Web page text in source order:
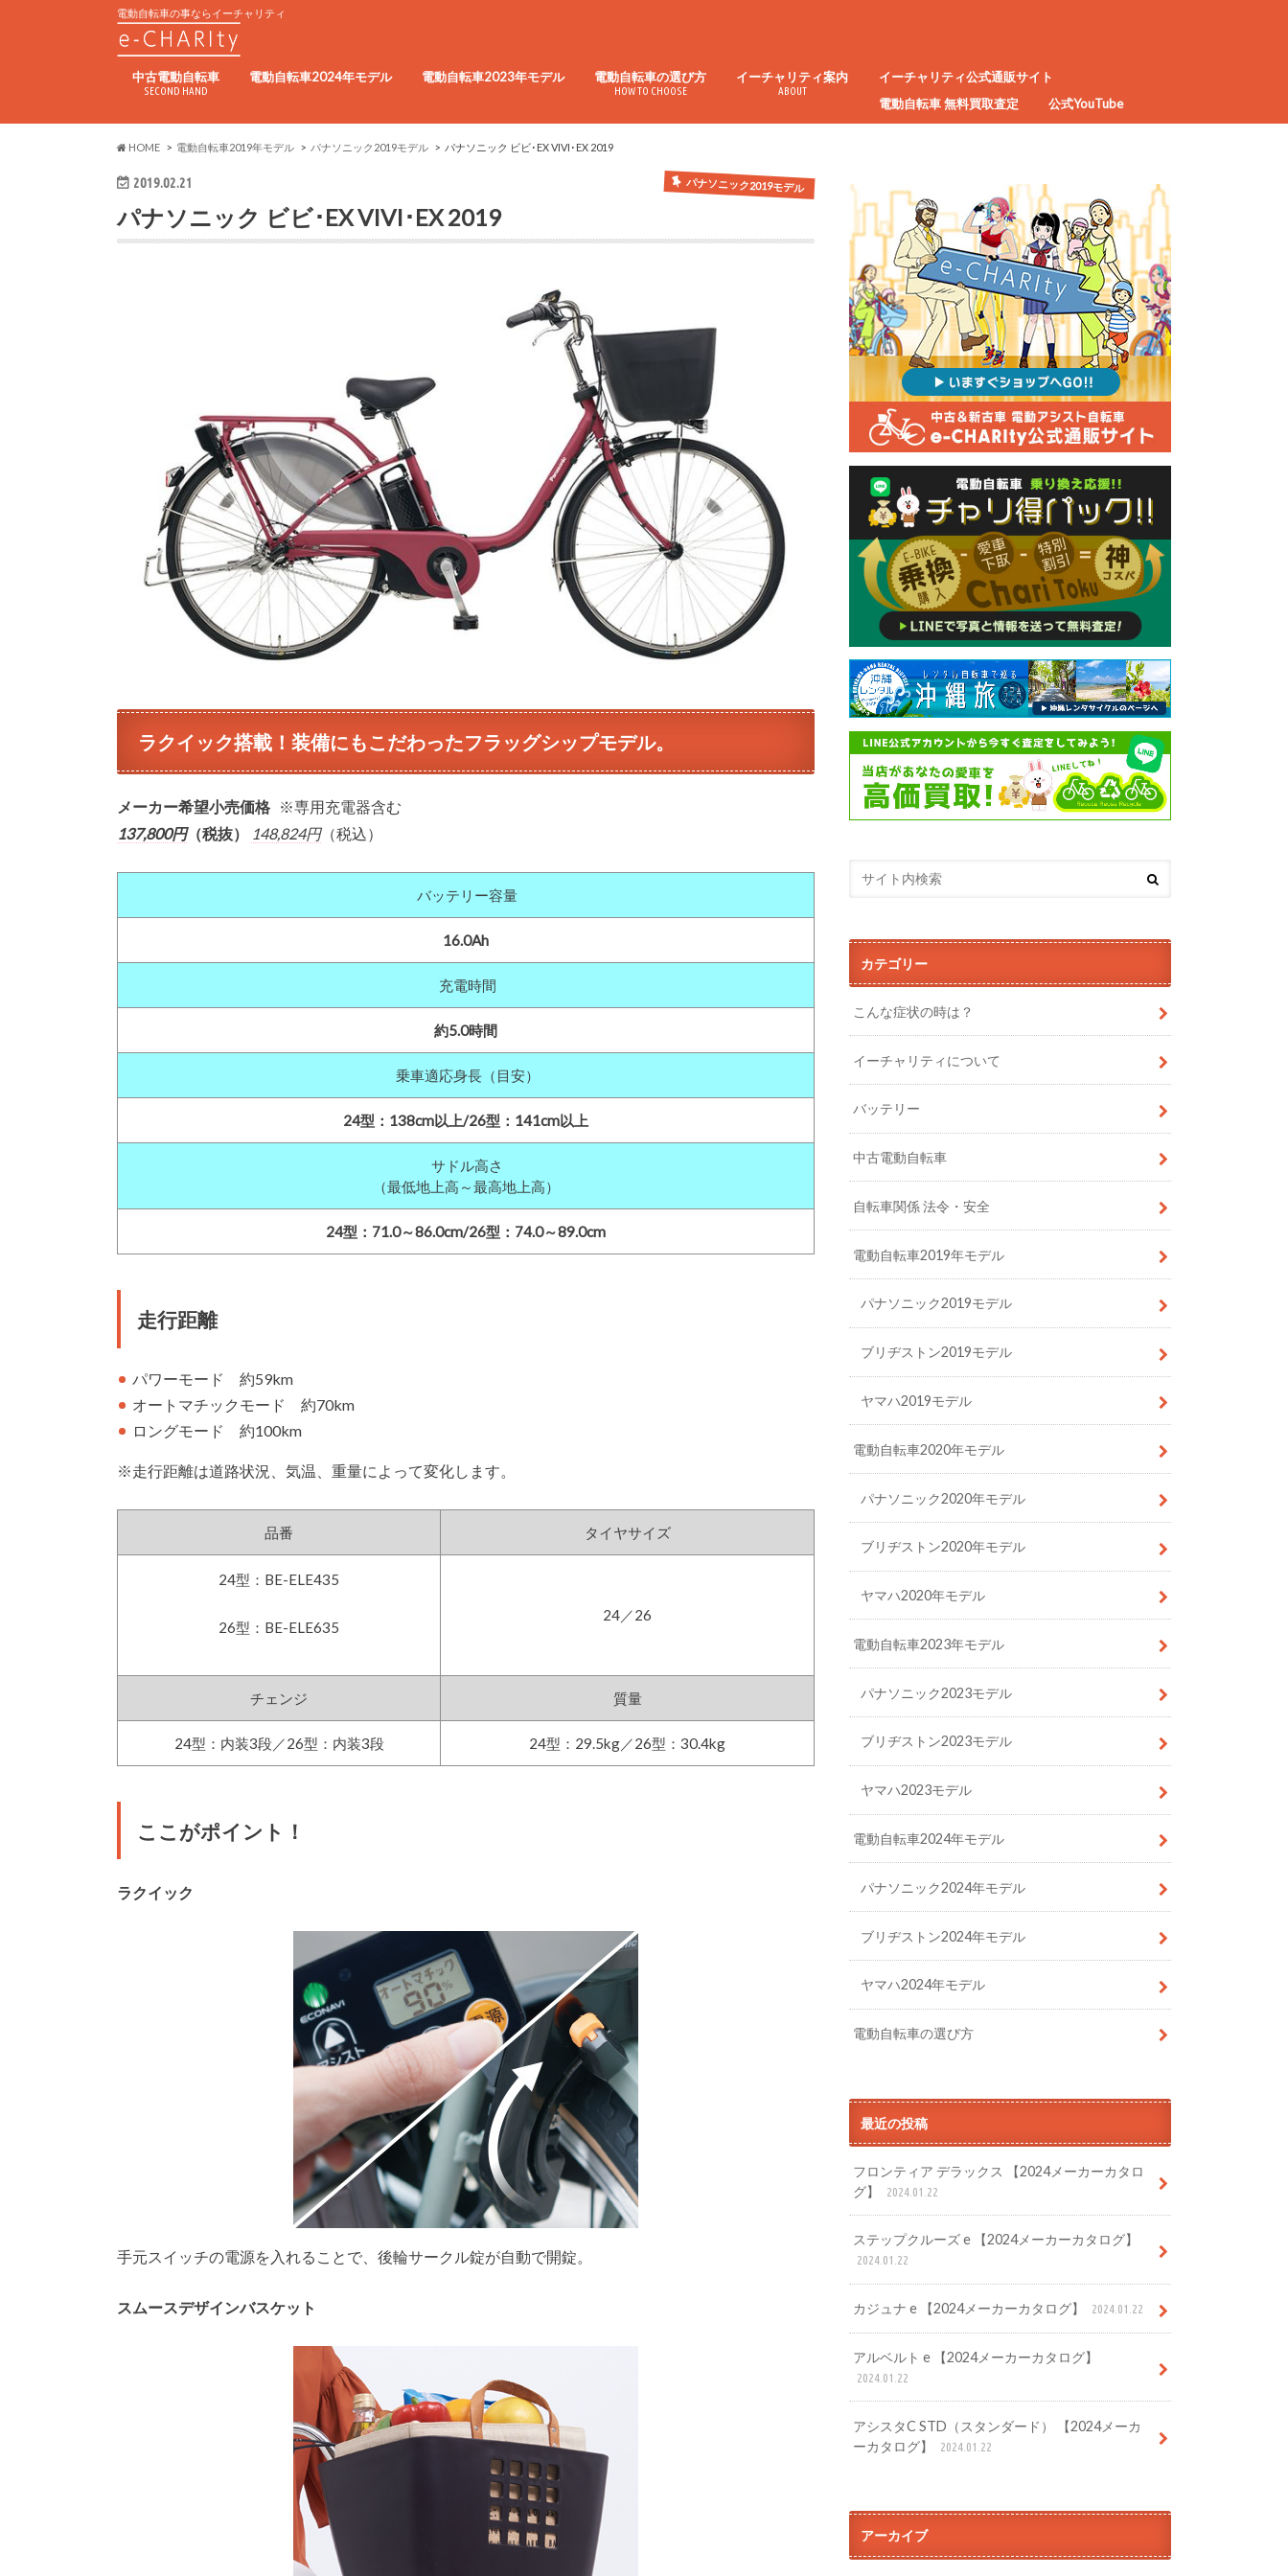
電動自転車の事ならイーチャリティ
中古電動自転車
SECOND HAND
電動自転車2024年モデル 電動自転車2023年モデル 電動自転車の選び方
HOW TO CHOOSE
イーチャリティ案内
ABOUT
イーチャリティ公式通販サイト
電動自転車 無料買取査定
公式YouTube
HOME 電動自転車2019年モデル パナソニック2019モデル パナソニック ビビ･EX VIVI･EX 2019
2019.02.21 パナソニック2019モデル
パナソニック ビビ･EX VIVI･EX 2019
ラクイック搭載！装備にもこだわったフラッグシップモデル。
メーカー希望小売価格 ※専用充電器含む
137,800円（税抜） 148,824円（税込）
バッテリー容量
16.0Ah
充電時間
約5.0時間
乗車適応身長（目安）
24型：138cm以上/26型：141cm以上
サドル高さ
（最低地上高～最高地上高）
24型：71.0～86.0cm/26型：74.0～89.0cm
走行距離
パワーモード 約59km
オートマチックモード 約70km
ロングモード 約100km
※走行距離は道路状況、気温、重量によって変化します。
品番 タイヤサイズ
24型：BE-ELE435
26型：BE-ELE635
24／26
チェンジ 質量
24型：内装3段／26型：内装3段 24型：29.5kg／26型：30.4kg
ここがポイント！
ラクイック
手元スイッチの電源を入れることで、後輪サークル錠が自動で開錠。
スムースデザインバスケット
カテゴリー
こんな症状の時は？
イーチャリティについて
バッテリー
中古電動自転車
自転車関係 法令・安全
電動自転車2019年モデル
パナソニック2019モデル
ブリヂストン2019モデル
ヤマハ2019モデル
電動自転車2020年モデル
パナソニック2020年モデル
ブリヂストン2020年モデル
ヤマハ2020年モデル
電動自転車2023年モデル
パナソニック2023モデル
ブリヂストン2023モデル
ヤマハ2023モデル
電動自転車2024年モデル
パナソニック2024年モデル
ブリヂストン2024年モデル
ヤマハ2024年モデル
電動自転車の選び方
最近の投稿
フロンティア デラックス 【2024メーカーカタロ
グ】
2024.01.22
ステップクルーズ e 【2024メーカーカタログ】
2024.01.22
カジュナ e 【2024メーカーカタログ】 2024.01.22
アルベルト e 【2024メーカーカタログ】
2024.01.22
アシスタC STD（スタンダード） 【2024メーカ
ーカタログ】
2024.01.22
アーカイブ